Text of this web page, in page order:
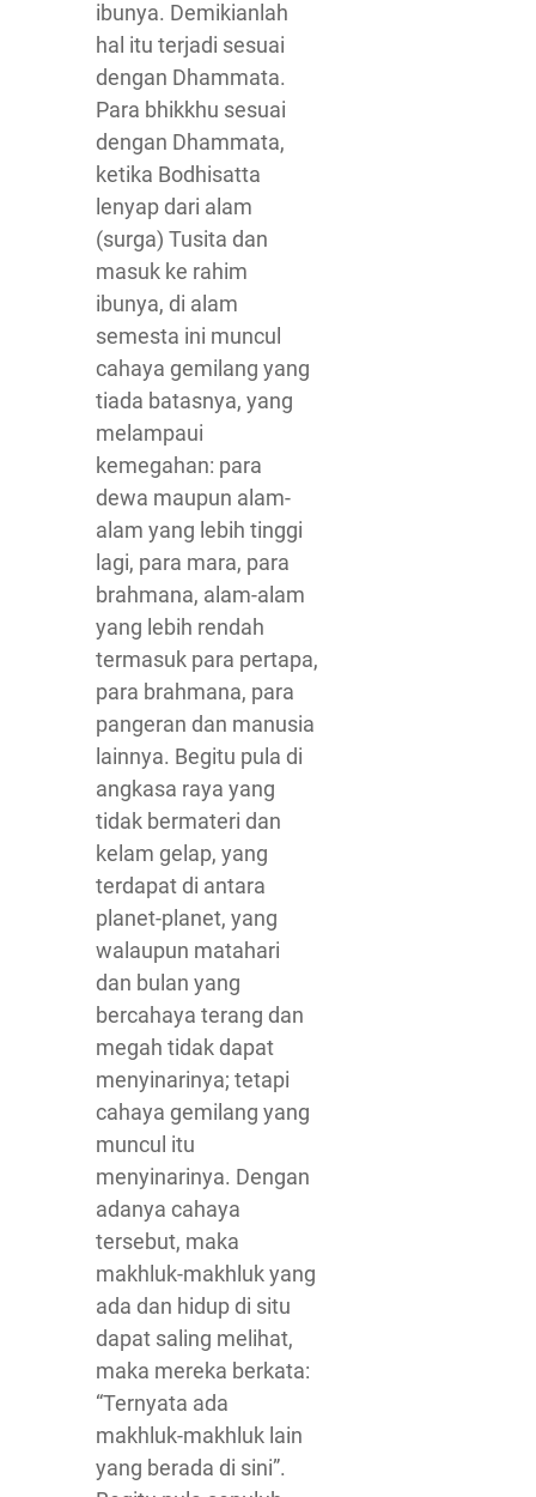
ibunya. Demikianlah
hal itu terjadi sesuai
dengan Dhammata.
Para bhikkhu sesuai
dengan Dhammata,
ketika Bodhisatta
lenyap dari alam
(surga) Tusita dan
masuk ke rahim
ibunya, di alam
semesta ini muncul
cahaya gemilang yang
tiada batasnya, yang
melampaui
kemegahan: para
dewa maupun alam-
alam yang lebih tinggi
lagi, para mara, para
brahmana, alam-alam
yang lebih rendah
termasuk para pertapa,
para brahmana, para
pangeran dan manusia
lainnya. Begitu pula di
angkasa raya yang
tidak bermateri dan
kelam gelap, yang
terdapat di antara
planet-planet, yang
walaupun matahari
dan bulan yang
bercahaya terang dan
megah tidak dapat
menyinarinya; tetapi
cahaya gemilang yang
muncul itu
menyinarinya. Dengan
adanya cahaya
tersebut, maka
makhluk-makhluk yang
ada dan hidup di situ
dapat saling melihat,
maka mereka berkata:
“Ternyata ada
makhluk-makhluk lain
yang berada di sini”.